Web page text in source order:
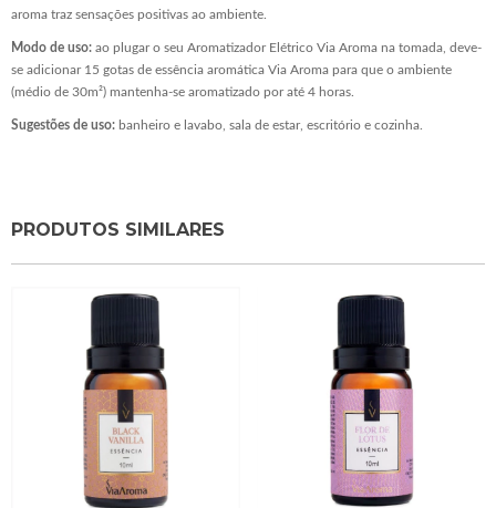
aroma traz sensações positivas ao ambiente.
Modo de uso: ao plugar o seu Aromatizador Elétrico Via Aroma na tomada, deve-
se adicionar 15 gotas de essência aromática Via Aroma para que o ambiente
(médio de 30m²) mantenha-se aromatizado por até 4 horas.
Sugestões de uso: banheiro e lavabo, sala de estar, escritório e cozinha.
PRODUTOS SIMILARES